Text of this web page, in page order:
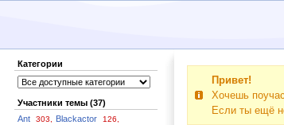
Категории
Участники темы (37)
Ant
303, Blackactor 126,
Привет!
Хочешь
Если ты ещё